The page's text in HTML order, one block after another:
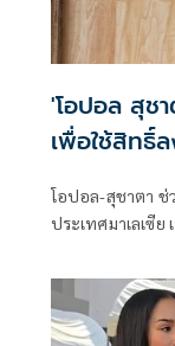
'โอปอล สุช
เพื่อใช้สิทธิ์
โอปอล-สุชาตา ช่
ประเทศมาเลเซี